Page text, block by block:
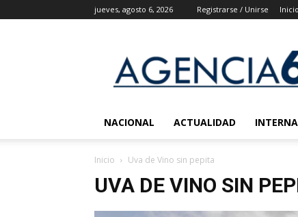
jueves, agosto 6, 2026 Registrarse / Unirse Inicio
6
Noticias
NACIONAL ACTUALIDAD
Inicio Uva de Vino sin pepita
UVA DE VINO SIN